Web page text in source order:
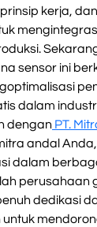
kerja,
sensor ini
dalam
dengan PT.
andal
dalam
perusahaan
dedikasi